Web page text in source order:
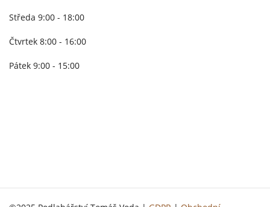
Středa 9:00 - 18:00
Čtvrtek 8:00 - 16:00
Pátek 9:00 - 15:00